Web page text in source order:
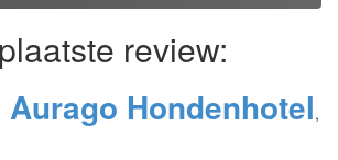
review:
Aurago Hondenhotel,